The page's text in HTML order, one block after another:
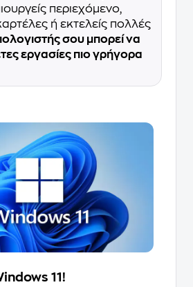
περιεχόμενο,
ή εκτελείς πολλές
σου μπορεί να
εργασίες πιο γρήγορα
11!